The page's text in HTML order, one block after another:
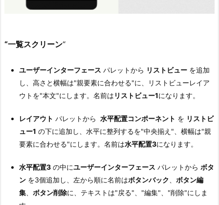
“一覧スクリーン“
ユーザーインターフェース パレットから リストビュー を追加
し、高さと横幅は"親要素に合わせる"に、リストビューレイア
ウトを"本文"にします。名前は リストビュー1になります。
レイアウト パレットから 水平配置コンポーネント を リストビ
ュー1 の下に追加し、水平に整列するを"中央揃え"、横幅は"親
要素に合わせる"にします。名前は水平配置3になります。
水平配置3 の中にユーザーインターフェース パレットから ボタ
ン を3個追加し、左から順に名前はボタンバック
ボタン編
集
ボタン削除に、テキストは"戻る"、"編集"、"削除"にしま